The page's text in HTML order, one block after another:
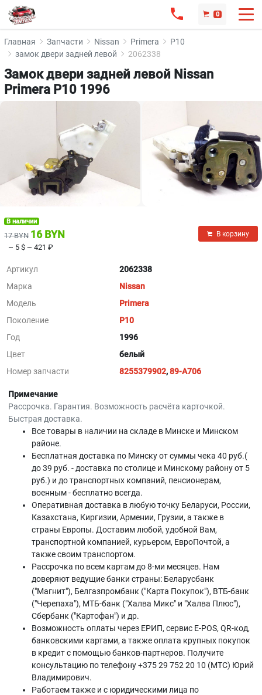
0
Главная Запчасти Nissan Primera
P10
замок двери задней левой
2062338
Замок двери задней левой Nissan
Primera P10 1996
В наличии
17 BYN 16 BYN
~ 5 $ ~ 421 ₽
В корзину
Артикул
2062338
Марка
Nissan
Модель
Primera
Поколение
P10
Год
1996
Цвет
белый
Номер запчасти
8255379902,89-A706
Примечание
Рассрочка. Гарантия. Возможность расчёта карточкой.
Быстрая доставка.
Все товары в наличии на складе в Минскe и Минском
районе.
Бесплатная доставка по Минску от суммы чека 40 руб.(
до 39 руб. - доставка по столице и Минскому району от 5
руб.) и до транспортных компаний, пенсионерам,
военным - бесплатно всегда.
Оперативная доставка в любую точку Беларуси, России,
Казахстана, Киргизии, Армении, Грузии, а также в
страны Европы. Доставим любой, удобной Вам,
транспортной компанией, курьером, ЕвроПочтой, а
также своим транспортом.
Рассрочка по всем картам до 8-ми месяцев. Нам
доверяют ведущие банки страны: Беларусбанк
("Магнит"), Белгазпромбанк ("Карта Покупок"), ВТБ-банк
("Черепаха"), МТБ-банк ("Халва Микс" и "Халва Плюс"),
Сбербанк ("Картофан") и др.
Возможность оплаты через ЕРИП, сервис E-POS, QR-код,
банковскими картами, а также оплата крупных покупок
в кредит с помощью банков-партнеров. Получите
консультацию по телефону +375 29 752 20 10 (МТС) Юрий
Владимирович.
Работаем также и с юридическими лица по